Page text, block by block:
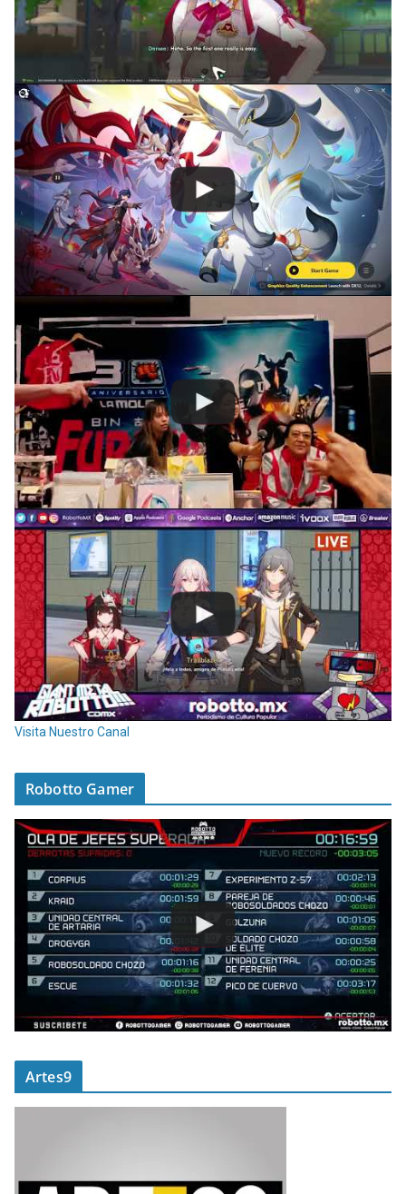
Visita Nuestro Canal
Robotto Gamer
Artes9